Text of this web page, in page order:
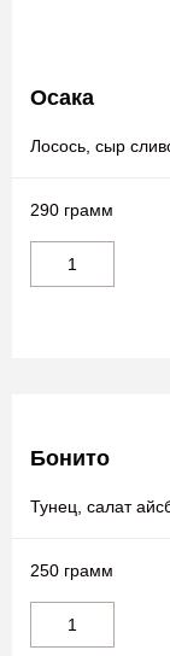
Осака
Лосось, сыр
290 грамм
Бонито
Тунец, салат
250 грамм